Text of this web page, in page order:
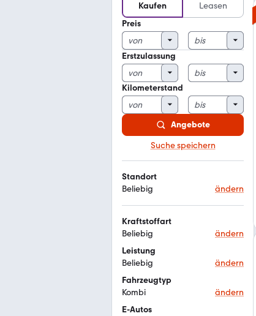
Kaufen
Leasen
Preis
Erstzulassung
Kilometerstand
Angebote
Suche speichern
Standort
Beliebig
ändern
Kraftstoffart
Beliebig
ändern
Leistung
Beliebig
ändern
Fahrzeugtyp
Kombi
ändern
E-Autos